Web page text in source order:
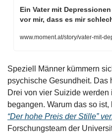
Ein Vater mit
vor mir, dass es mir
www.moment.at/story/vater-mit-
Speziell Männer kümmern
psychische Gesundheit. Das
Drei von vier Suizide werden
begangen. Warum das so ist,
“Der hohe Preis der Stille”
Forschungsteam der